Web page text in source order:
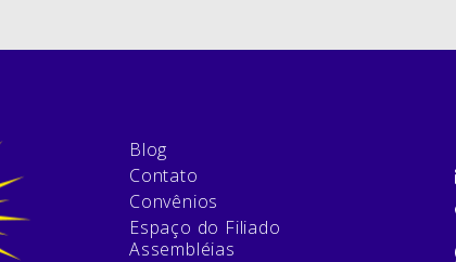
Blog
Contato
Convênios
Espaço do Filiado
Assembléias